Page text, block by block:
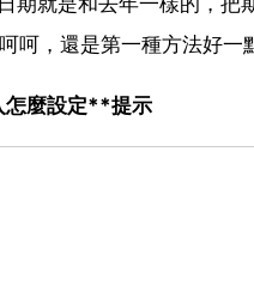
呵，還是第一種方法好一
怎麼設定**提示